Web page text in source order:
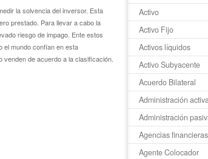
Activo
Activo Fijo
Activos líquidos
Activo Subyacente
Acuerdo Bilateral
Administración
Administración
Agencias
Agente Colocador
la solvencia del inversor. Esta
prestado. Para llevar a cabo la
riesgo de impago. Ente estos
el mundo confían en esta
de acuerdo a la clasificación.